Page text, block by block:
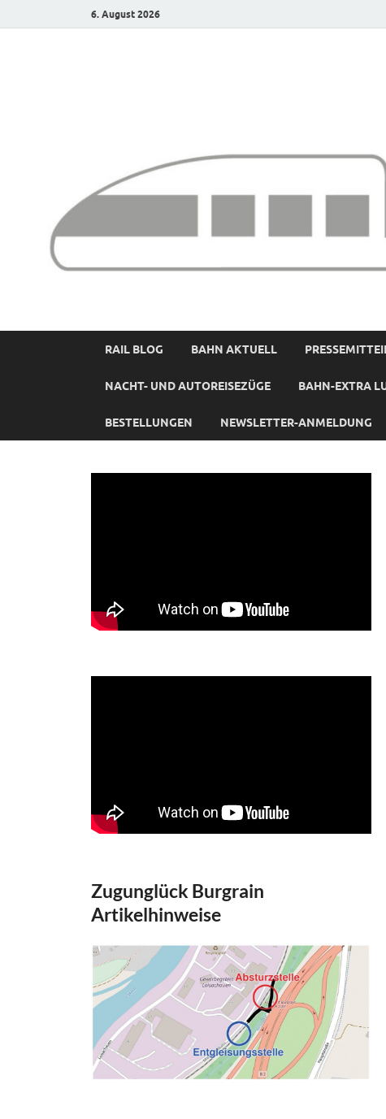
6. August 2026
RAIL BLOG BAHN AKTUELL
NACHT- UND AUTOREISEZÜGE BAHN-EXTRA
BESTELLUNGEN NEWSLETTER-ANMELDUNG
Zugunglück Burgrain
Artikelhinweise